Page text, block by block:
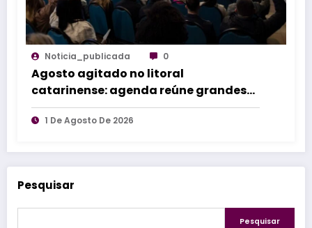
Noticia_publicada 0
Agosto agitado no litoral
catarinense: agenda reúne grandes
eventos de norte a sul do estado
1 De Agosto De 2026
Pesquisar
Pesquisar